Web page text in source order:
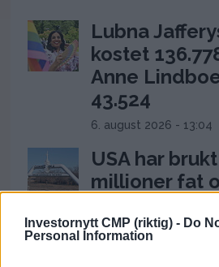
Investornytt CMP (riktig) - Do
Personal Information
Lubna
kostet
Anne
43.524
6. august 2026 - 13:04
USA har
millioner fat
6. august 2026 - 11:29